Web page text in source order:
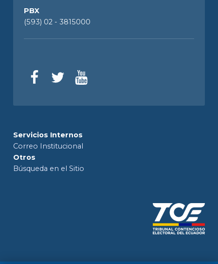
PBX
(593) 02 - 3815000
Servicios Internos
Correo Institucional
Otros
Búsqueda en el Sitio